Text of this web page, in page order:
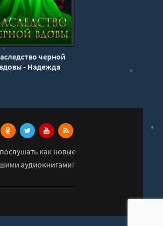
черной
вдовы - Надежда
как новые
аудиокнигами!